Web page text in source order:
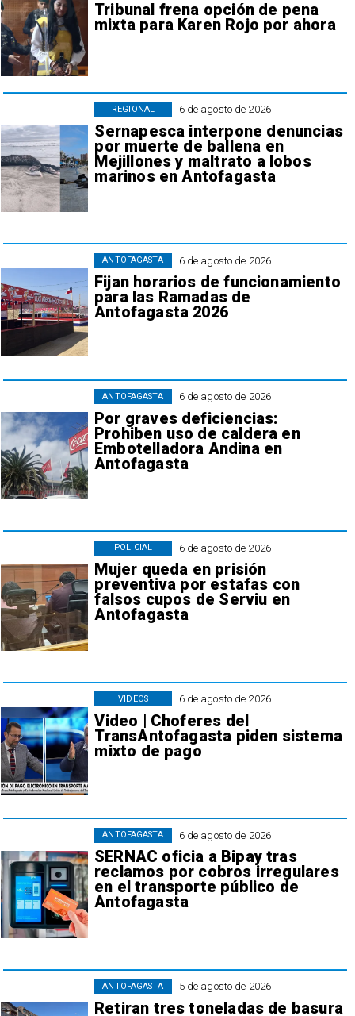
Tribunal frena opción de pena
mixta para Karen Rojo por ahora
6 de agosto de 2026
Sernapesca interpone denuncias
por muerte de ballena en
Mejillones y maltrato a lobos
marinos en Antofagasta
REGIONAL
6 de agosto de 2026
Fijan horarios de funcionamiento
para las Ramadas de
Antofagasta 2026
ANTOFAGASTA
6 de agosto de 2026
Por graves deficiencias:
Prohiben uso de caldera en
Embotelladora Andina en
Antofagasta
ANTOFAGASTA
6 de agosto de 2026
Mujer queda en prisión
preventiva por estafas con
falsos cupos de Serviu en
Antofagasta
POLICIAL
6 de agosto de 2026
Video | Choferes del
TransAntofagasta piden sistema
mixto de pago
VIDEOS
6 de agosto de 2026
SERNAC oficia a Bipay tras
reclamos por cobros irregulares
en el transporte público de
Antofagasta
ANTOFAGASTA
5 de agosto de 2026
Retiran tres toneladas de basura
ANTOFAGASTA